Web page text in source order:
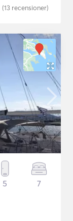
(13 recensioner)
5 7